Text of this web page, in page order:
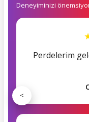
Deneyiminizi
Perdelerim
<